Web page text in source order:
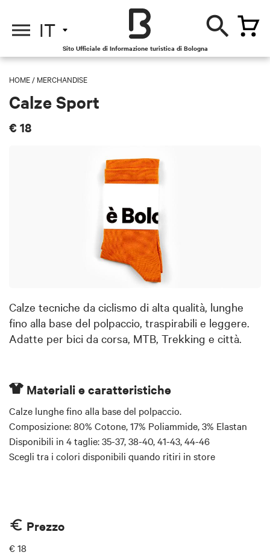
IT
Sito Ufficiale di Informazione turistica di Bologna
HOME / MERCHANDISE
Calze Sport
€ 18
Calze tecniche da ciclismo di alta qualità, lunghe
fino alla base del polpaccio, traspirabili e leggere.
Adatte per bici da corsa, MTB, Trekking e città.
Materiali e caratteristiche
Calze lunghe fino alla base del polpaccio.
Composizione: 80% Cotone, 17% Poliammide, 3% Elastan
Disponibili in 4 taglie: 35-37, 38-40, 41-43, 44-46
Scegli tra i colori disponibili quando ritiri in store
Prezzo
€ 18